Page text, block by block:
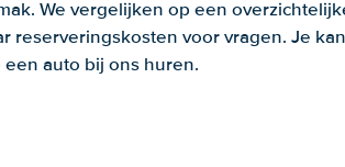
We vergelijken op een
reserveringskosten voor vragen. Je
auto bij ons huren.